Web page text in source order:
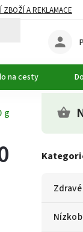
ZBOŽÍ A REKLAMACE
na cesty
g